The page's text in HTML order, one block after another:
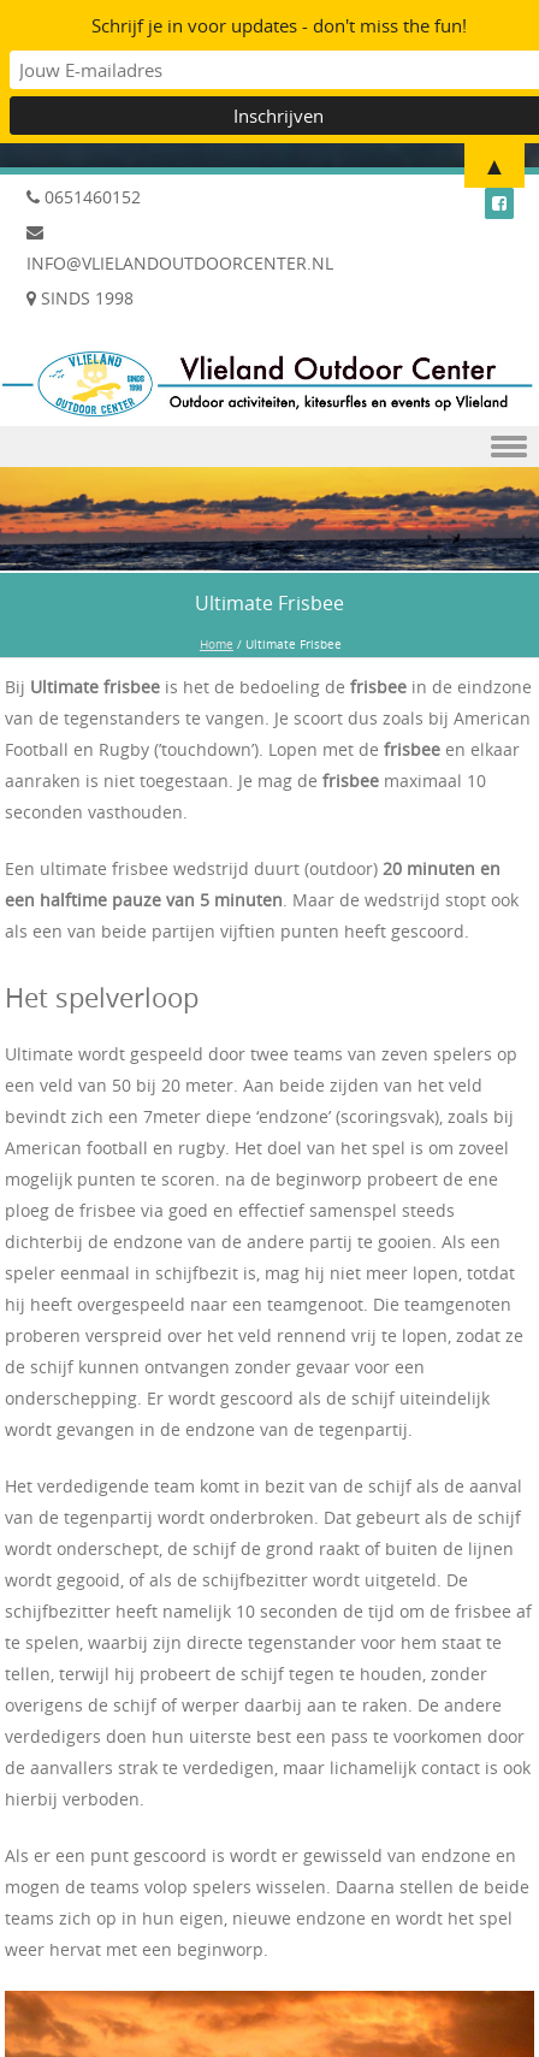
0651460152
INFO@VLIELANDOUTDOORCENTER.NL
SINDS 1998
Ultimate Frisbee
Home / Ultimate Frisbee
Bij Ultimate frisbee is het de bedoeling de frisbee in de eindzone
van de tegenstanders te vangen. Je scoort dus zoals bij American
Football en Rugby (’touchdown’). Lopen met de frisbee en elkaar
aanraken is niet toegestaan. Je mag de frisbee maximaal 10
seconden vasthouden.
Een ultimate frisbee wedstrijd duurt (outdoor) 20 minuten en
een halftime pauze van 5 minuten. Maar de wedstrijd stopt ook
als een van beide partijen vijftien punten heeft gescoord.
Het spelverloop
Ultimate wordt gespeeld door twee teams van zeven spelers op
een veld van 50 bij 20 meter. Aan beide zijden van het veld
bevindt zich een 7meter diepe ‘endzone’ (scoringsvak), zoals bij
American football en rugby. Het doel van het spel is om zoveel
mogelijk punten te scoren. na de beginworp probeert de ene
ploeg de frisbee via goed en effectief samenspel steeds
dichterbij de endzone van de andere partij te gooien. Als een
speler eenmaal in schijfbezit is, mag hij niet meer lopen, totdat
hij heeft overgespeeld naar een teamgenoot. Die teamgenoten
proberen verspreid over het veld rennend vrij te lopen, zodat ze
de schijf kunnen ontvangen zonder gevaar voor een
onderschepping. Er wordt gescoord als de schijf uiteindelijk
wordt gevangen in de endzone van de tegenpartij.
Het verdedigende team komt in bezit van de schijf als de aanval
van de tegenpartij wordt onderbroken. Dat gebeurt als de schijf
wordt onderschept, de schijf de grond raakt of buiten de lijnen
wordt gegooid, of als de schijfbezitter wordt uitgeteld. De
schijfbezitter heeft namelijk 10 seconden de tijd om de frisbee af
te spelen, waarbij zijn directe tegenstander voor hem staat te
tellen, terwijl hij probeert de schijf tegen te houden, zonder
overigens de schijf of werper daarbij aan te raken. De andere
verdedigers doen hun uiterste best een pass te voorkomen door
de aanvallers strak te verdedigen, maar lichamelijk contact is ook
hierbij verboden.
Als er een punt gescoord is wordt er gewisseld van endzone en
mogen de teams volop spelers wisselen. Daarna stellen de beide
teams zich op in hun eigen, nieuwe endzone en wordt het spel
weer hervat met een beginworp.
Schrijf je in voor updates - don't miss the fun!
▲